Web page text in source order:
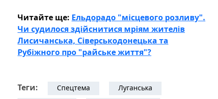
Читайте ще: Ельдорадо "місцевого розливу".
Чи судилося здійснитися мріям жителів
Лисичанська, Сіверськодонецька та
Рубіжного про "райське життя"?
Теги: Спецтема
Луганська